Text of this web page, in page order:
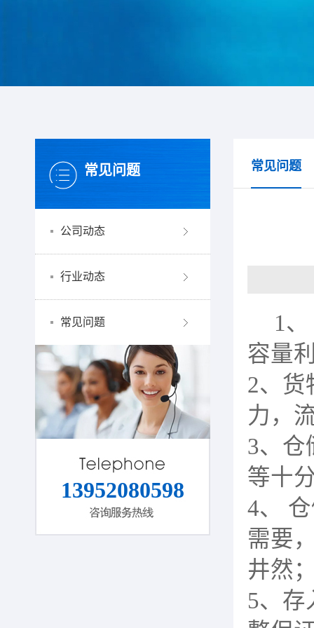
常见问题
公司动态
行业动态
常见问题
13952080598
常见问题
1
容量
2、货
力，
3、仓
等十
4、
需要
井然
5、存